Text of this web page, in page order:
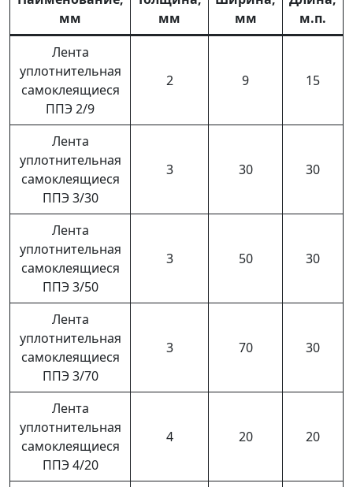
мм
мм
мм
м.п.
Лента
уплотнительная
самоклеящиеся
ППЭ 2/9
2 9 15
Лента
уплотнительная
самоклеящиеся
ППЭ 3/30
3 30 30
Лента
уплотнительная
самоклеящиеся
ППЭ 3/50
3 50 30
Лента
уплотнительная
самоклеящиеся
ППЭ 3/70
3 70 30
Лента
уплотнительная
самоклеящиеся
ППЭ 4/20
4 20 20